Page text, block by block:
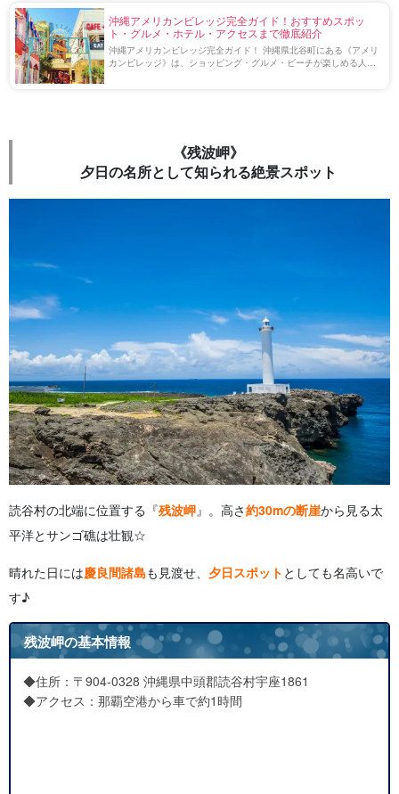
沖縄アメリカンビレッジ完全ガイド！おすすめスポッ
ト・グルメ・ホテル・アクセスまで徹底紹介
沖縄アメリカンビレッジ完全ガイド！ 沖縄県北谷町にある《アメリ
カンビレッジ》は、ショッピング・グルメ・ビーチが楽しめる人気
《残波岬》
夕日の名所として知られる絶景スポット
読谷村の北端に位置する『残波岬』。高さ約30mの断崖から見る太
平洋とサンゴ礁は壮観☆
晴れた日には慶良間諸島も見渡せ、 夕日スポット としても名高いで
す♪
残波岬の基本情報
◆住所：〒904-0328 沖縄県中頭郡読谷村宇座1861
◆アクセス：那覇空港から車で約1時間